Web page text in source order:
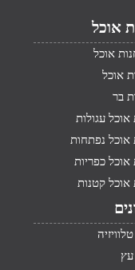
אוכל
אוכל
אוכל
בר
אוכל עגולות
אוכל נפתחות
אוכל כפריות
אוכל קטנות
טלוויזיה
עץ